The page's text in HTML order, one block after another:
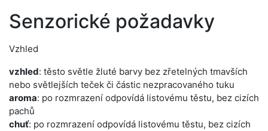
Senzorické požadavky
Vzhled
vzhled: těsto světle žluté barvy bez zřetelných tmavších
nebo světlejších teček či částic nezpracovaného tuku
aroma: po rozmrazení odpovídá listovému těstu, bez cizích
pachů
chuť: po rozmrazení odpovídá listovému těstu, bez cizích